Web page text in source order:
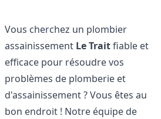
Vous cherchez un plombier
assainissement Le Traitfiable et
efficace pour résoudre vos
problèmes de plomberie et
d'assainissement ? Vous êtes au
bon endroit ! Notre équipe de